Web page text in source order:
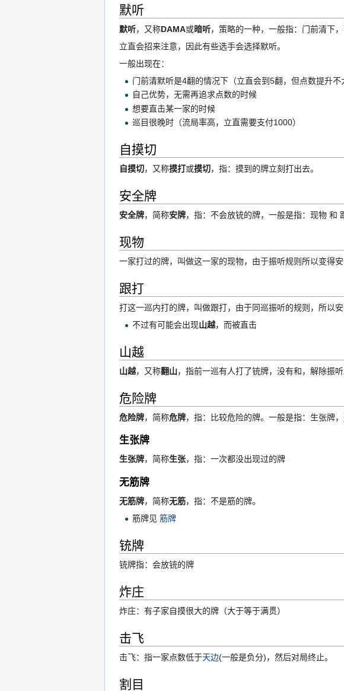
默听
默听，又称DAMA或暗听，策略的一种，一般指：门前清下，
立直会招来注意，因此有些选手会选择默听。
一般出现在：
门前清默听是4翻的情况下（立直会到5翻，但点数提升不
自己优势，无需再追求点数的时候
想要直击某一家的时候
巡目很晚时（流局率高，立直需要支付1000）
自摸切
自摸切，又称摸打或摸切，指：摸到的牌立刻打出去。
安全牌
安全牌，简称安牌，指：不会放铳的牌，一般是指：现物 和
现物
一家打过的牌，叫做这一家的现物，由于振听规则所以变得安
跟打
打这一巡内打的牌，叫做跟打，由于同巡振听的规则，所以安
不过有可能会出现山越，而被直击
山越
山越，又称翻山，指前一巡有人打了铳牌，没有和，解除振
危险牌
危险牌，简称危牌，指：比较危险的牌。一般是指：生张牌
生张牌
生张牌，简称生张，指：一次都没出现过的牌
无筋牌
无筋牌，简称无筋，指：不是筋的牌。
筋牌见筋牌
铳牌
铳牌指：会放铳的牌
炸庄
炸庄：有子家自摸很大的牌（大于等于满贯）
击飞
击飞：指一家点数低于天边(一般是负分)，然后对局终止。
割目